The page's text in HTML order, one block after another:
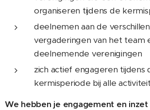
organiseren tijdens de
deelnemen aan de
vergaderingen van het team
deelnemende verenigingen
zich actief engageren tijdens
kermisperiode bij alle
We hebben je engagement en